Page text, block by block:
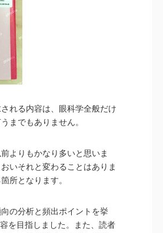
れる内容は、眼科学全般だけ
までもありません。
よりもかなり多いと思いま
いそれと変わることはありま
所となります。
の分析と頻出ポイントを挙
を目指しました。また、読者